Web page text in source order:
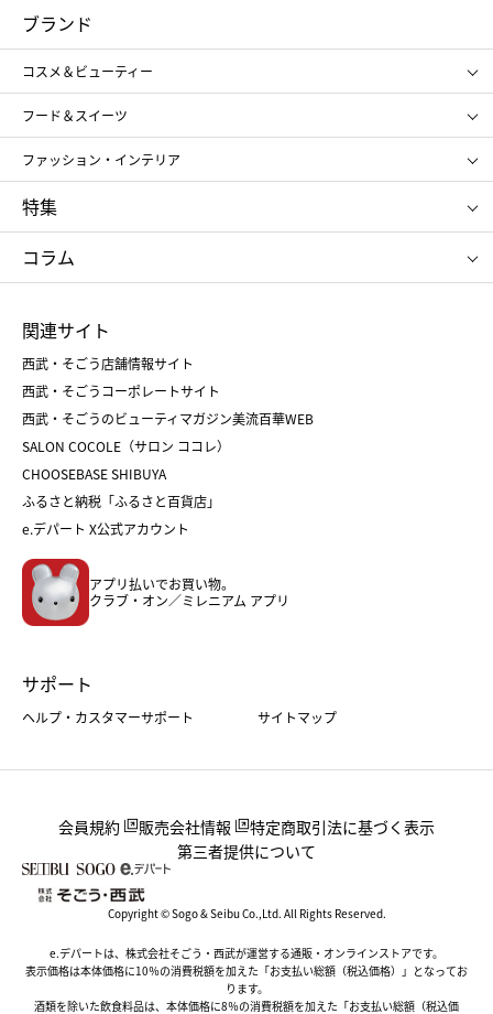
コスメ＆ビューティー
ギフト
レディース
メンズ
スポーツ・アウトドア
お中元
お歳暮
ブランド
コスメ＆ビューティー
SHISEIDO
ポール&ジョー ボーテ
ジルスチュアート
NARS
RMK
クリニーク
SK-Ⅱ
フード＆スイーツ
アンリ・シャルパンティエ
ゴディバ
新宿高野
たねや
ねんりん家
ファッション・インテリア
ポロ ラルフ ローレン
タケオ キクチ
ママ＆キッズ
シュタイフ
特集
お中元
ひな人形
五月人形
父の日
クリスマスケーキ
ホワイトデー
コラム
菓子折り
和菓子
人気のギフト
バレンタイン
ホワイトデー
おせち
フード
ホーム・キッチン＆アート
関連サイト
西武・そごう店舗情報サイト
西武・そごうコーポレートサイト
西武・そごうのビューティマガジン美流百華WEB
SALON COCOLE（サロン ココレ）
CHOOSEBASE SHIBUYA
ふるさと納税「ふるさと百貨店」
e.デパート X公式アカウント
アプリ払いでお買い物。
クラブ・オン／ミレニアム アプリ
サポート
ヘルプ・カスタマーサポート サイトマップ
会員規約 販売会社情報
特定商取引法に基づく表示
第三者提供について
Copyright © Sogo & Seibu Co.,Ltd. All Rights Reserved.
e.デパートは、株式会社そごう・西武が運営する通販・オンラインストアです。
表示価格は本体価格に10％の消費税額を加えた「お支払い総額（税込価格）」となってお
ります。
酒類を除いた飲食料品は、本体価格に8％の消費税額を加えた「お支払い総額（税込価